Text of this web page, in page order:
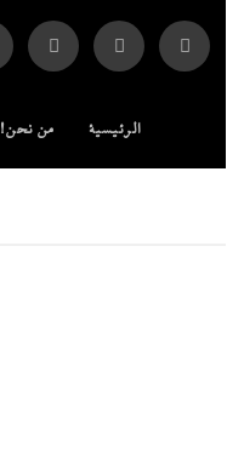
الرئيسية من نحن!